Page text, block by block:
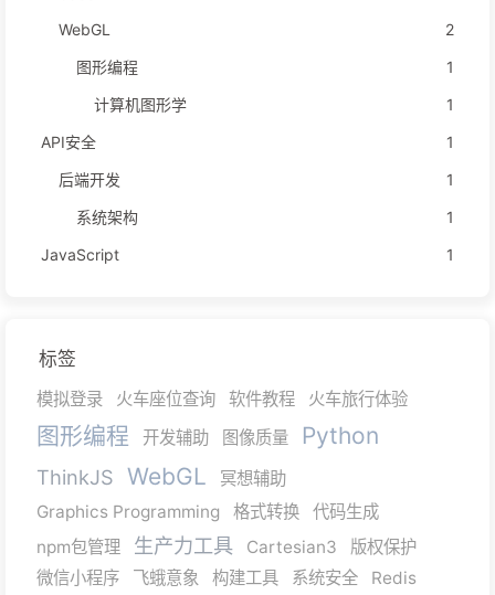
WebGL
2
图形编程
1
计算机图形学
1
API安全
1
后端开发
1
系统架构
1
JavaScript
1
标签
模拟登录 火车座位查询 软件教程 火车旅行体验
图形编程 开发辅助 图像质量 Python
ThinkJS WebGL
冥想辅助
Graphics Programming
格式转换
代码生成
npm包管理
生产力工具 Cartesian3
版权保护
微信小程序
飞蛾意象 构建工具 系统安全
Redis